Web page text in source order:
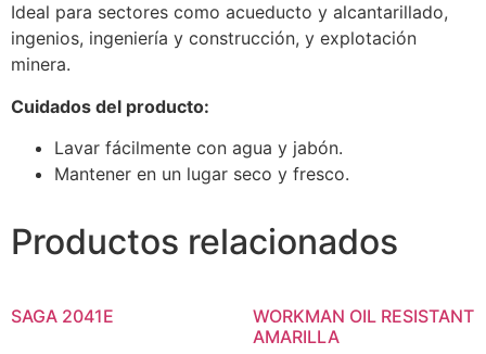
Ideal para sectores como acueducto y alcantarillado,
ingenios, ingeniería y construcción, y explotación
minera.
Cuidados del producto:
Lavar fácilmente con agua y jabón.
Mantener en un lugar seco y fresco.
Productos relacionados
SAGA 2041E
WORKMAN OIL RESISTANT
AMARILLA